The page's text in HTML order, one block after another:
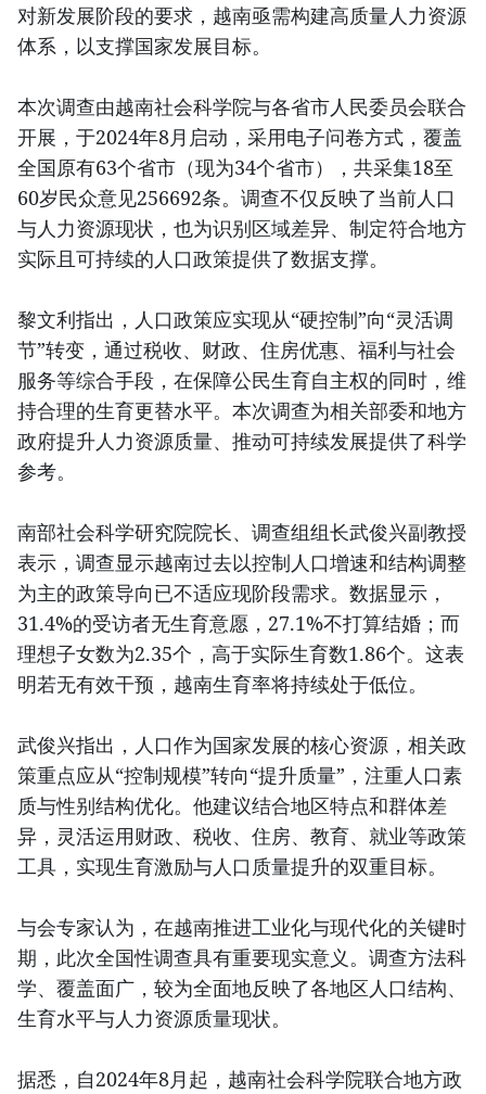
对新发展阶段的要求，越南亟需构建高质量人力资源
体系，以支撑国家发展目标。
本次调查由越南社会科学院与各省市人民委员会联合
开展，于2024年8月启动，采用电子问卷方式，覆盖
全国原有63个省市（现为34个省市），共采集18至
60岁民众意见256692条。调查不仅反映了当前人口
与人力资源现状，也为识别区域差异、制定符合地方
实际且可持续的人口政策提供了数据支撑。
黎文利指出，人口政策应实现从“硬控制”向“灵活调
节”转变，通过税收、财政、住房优惠、福利与社会
服务等综合手段，在保障公民生育自主权的同时，维
持合理的生育更替水平。本次调查为相关部委和地方
政府提升人力资源质量、推动可持续发展提供了科学
参考。
南部社会科学研究院院长、调查组组长武俊兴副教授
表示，调查显示越南过去以控制人口增速和结构调整
为主的政策导向已不适应现阶段需求。数据显示，
31.4%的受访者无生育意愿，27.1%不打算结婚；而
理想子女数为2.35个，高于实际生育数1.86个。这表
明若无有效干预，越南生育率将持续处于低位。
武俊兴指出，人口作为国家发展的核心资源，相关政
策重点应从“控制规模”转向“提升质量”，注重人口素
质与性别结构优化。他建议结合地区特点和群体差
异，灵活运用财政、税收、住房、教育、就业等政策
工具，实现生育激励与人口质量提升的双重目标。
与会专家认为，在越南推进工业化与现代化的关键时
期，此次全国性调查具有重要现实意义。调查方法科
学、覆盖面广，较为全面地反映了各地区人口结构、
生育水平与人力资源质量现状。
据悉，自2024年8月起，越南社会科学院联合地方政